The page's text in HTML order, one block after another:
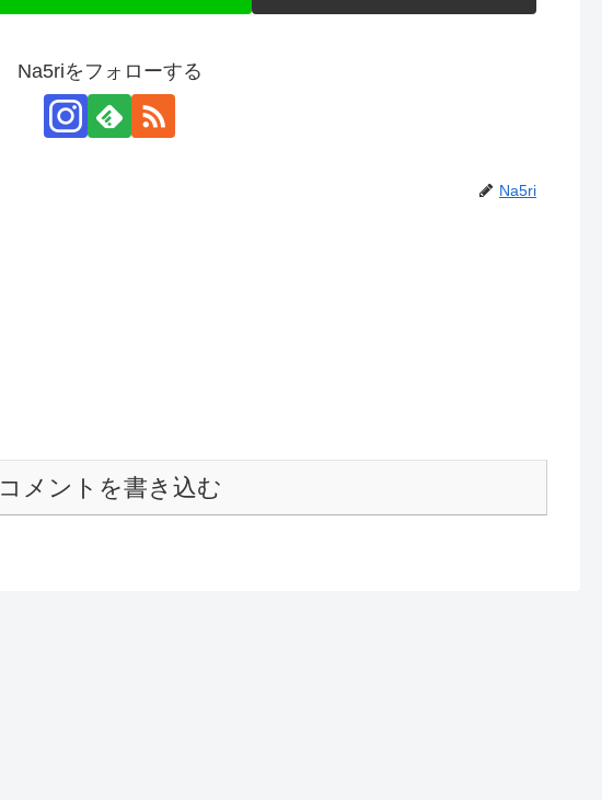
Na5riをフォローする
Na5ri
コメントを書き込む